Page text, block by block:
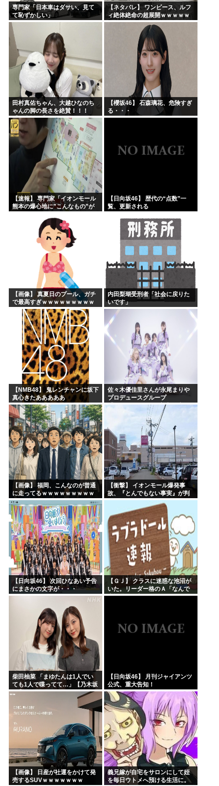
専門家「日本車はダサい、見て
て恥ずかしい」
【ネタバレ】 ワンピース、ルフ
ィ絶体絶命の超展開ｗｗｗｗｗ
ｗｗｗｗｗｗｗｗｗｗｗｗｗｗ
ｗｗｗｗｗｗｗｗｗｗｗｗｗｗ
ｗｗｗｗｗｗｗｗｗｗｗｗ...
田村真佑ちゃん、大越ひなのち
ゃんの脚の長さを絶賛！！！
【乃木坂46】
【櫻坂46】 石森璃花、危険すぎ
る・・・
【速報】 専門家「イオンモール
熊本の爆心地に”こんなもの”が
【日向坂46】 歴代の“点数”一
覧、更新される
【画像】 真夏日のプール、ガチ
で最高すぎｗｗｗｗｗｗｗｗｗ
内田梨瑚受刑者「社会に戻りた
いです」
【NMB48】 鬼レンチャンに坂下
真心きたあああああ
佐々木優佳里さんが永尾まりや
プロデュースグループ
「WASURENA」に加入発表！
現在のグループと兼任へ【元
AKB48ゆかるん・まりやぎ】
【画像】 福岡、こんなのが普通
に走ってるｗｗｗｗｗｗｗｗｗ
ｗｗｗｗｗｗｗ
【衝撃】 イオンモール爆発事
故、『とんでもない事実』が判
明してしまう・・・・・・
【日向坂46】 次回ひなあい予告
にまさかの文字が・・・
【ＧＪ】 クラスに迷惑な池沼が
いた。リーダー格のＡ「なんで
支援学級に入れないんです
柴田柚菜 「まゆたんは1人でい
ても1人で喋ってて…」【乃木坂
46】
【日向坂46】 月刊ジャイアンツ
公式、重大告知！
【画像】 日産が社運をかけて発
売するSUVｗｗｗｗｗｗｗ
義兄嫁が自宅をサロンにして姪
を毎日ウトメへ預ける生活に。